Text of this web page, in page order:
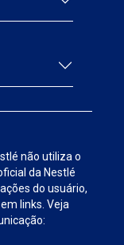
não utiliza o
da Nestlé
do usuário,
links. Veja